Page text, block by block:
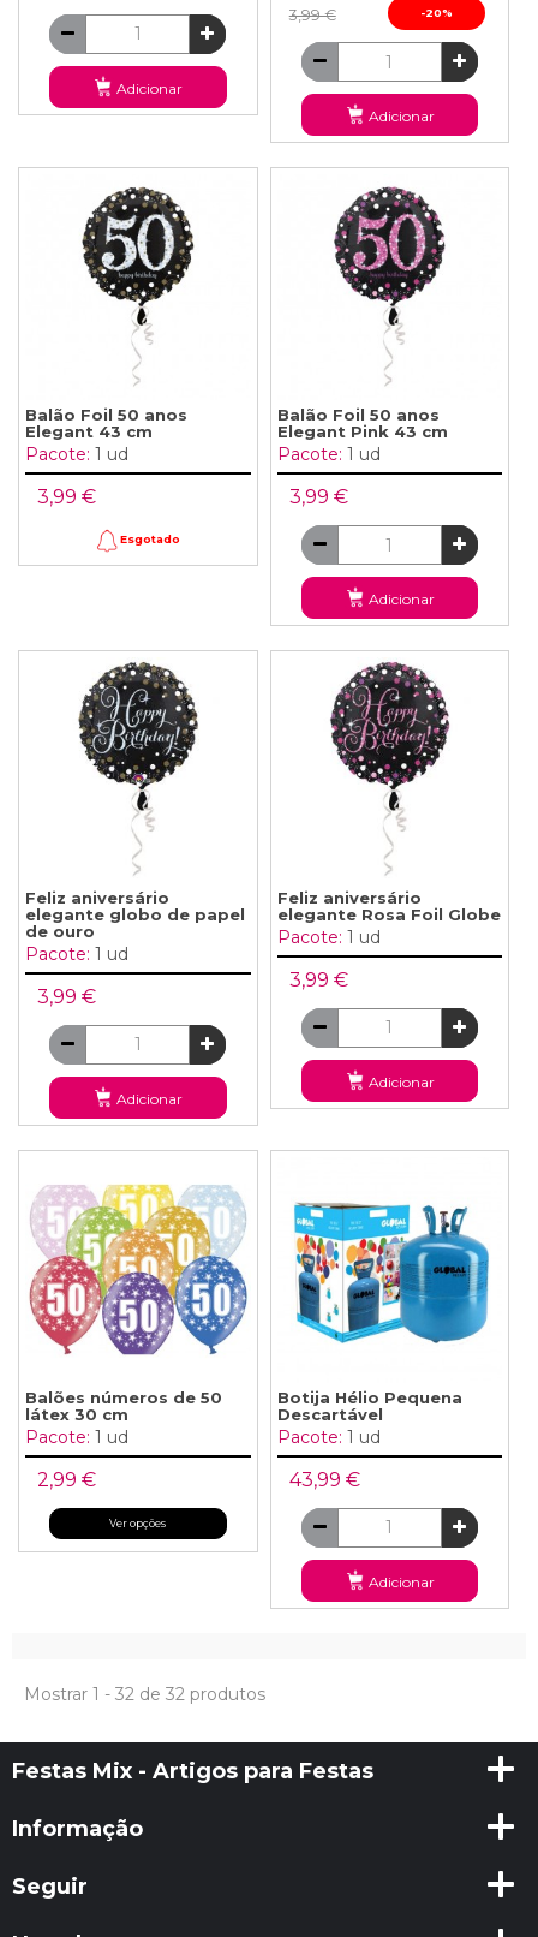
Adicionar
3,99 € -20%
Adicionar
Balão Foil 50 anos
Elegant 43 cm
Pacote: 1 ud
3,99 €
Esgotado
Balão Foil 50 anos
Elegant Pink 43 cm
Pacote: 1 ud
3,99 €
Adicionar
Feliz aniversário
elegante globo de papel
de ouro
Pacote: 1 ud
3,99 €
Adicionar
Feliz aniversário
elegante Rosa Foil Globe
Pacote: 1 ud
3,99 €
Adicionar
Balões números de 50
látex 30 cm
Pacote: 1 ud
2,99 €
Ver opções
Botija Hélio Pequena
Descartável
Pacote: 1 ud
43,99 €
Adicionar
Mostrar 1 - 32 de 32 produtos
Festas Mix - Artigos para Festas
Informação
Seguir